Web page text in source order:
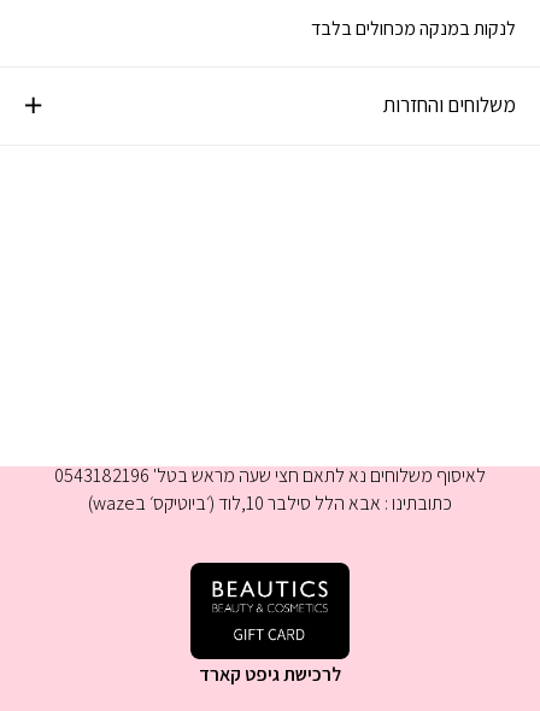
לנקות במנקה מכחולים בלבד
משלוחים והחזרות
לאיסוף משלוחים נא לתאם חצי שעה מראש בטל' 0543182196
כתובתינו : אבא הלל סילבר 10,לוד (׳ביוטיקס׳ בwaze)
לרכישת גיפט קארד